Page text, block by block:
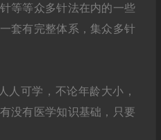
等等众多针法在内的一些
套有完整体系，集众多针
人可学，不论年龄大小，
没有医学知识基础，只要